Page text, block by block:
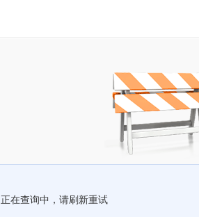
正在查询中，请刷新重试